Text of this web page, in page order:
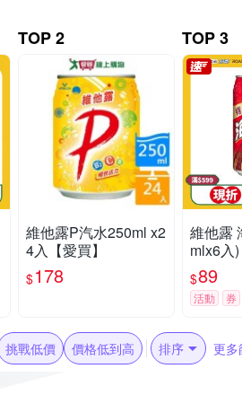
TOP 2
維他露P汽水250ml x2
4入【愛買】
$178
TOP 3
維他露
mlx6入)
$89
活動 券
挑戰低價 價格低到高 排序 更多